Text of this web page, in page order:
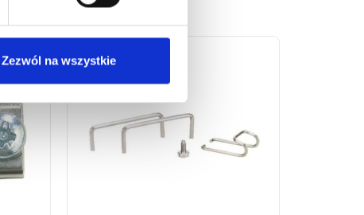
Zezwól na wszystkie